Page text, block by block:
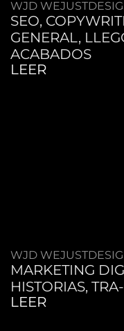
WJD
SEO,
GENERAL,
ACABADOS
LEER
WJD
MARKETING
HISTORIAS,
LEER